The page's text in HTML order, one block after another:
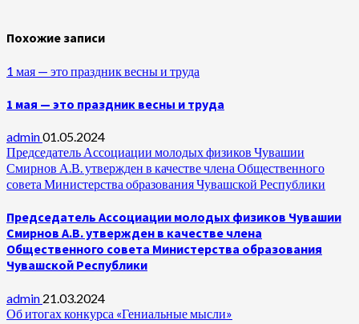
Похожие записи
1 мая — это праздник весны и труда
1 мая — это праздник весны и труда
admin01.05.2024
Председатель Ассоциации молодых физиков Чувашии
Смирнов А.В. утвержден в качестве члена Общественного
совета Министерства образования Чувашской Республики
Председатель Ассоциации молодых физиков Чувашии
Смирнов А.В. утвержден в качестве члена
Общественного совета Министерства образования
Чувашской Республики
admin 21.03.2024
Об итогах конкурса «Гениальные мысли»